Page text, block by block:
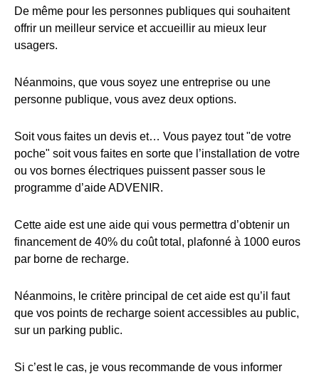
De même pour les personnes publiques qui souhaitent
offrir un meilleur service et accueillir au mieux leur
usagers.
Néanmoins, que vous soyez une entreprise ou une
personne publique, vous avez deux options.
Soit vous faites un devis et… Vous payez tout "de votre
poche" soit vous faites en sorte que l’installation de votre
ou vos bornes électriques puissent passer sous le
programme d’aide ADVENIR.
Cette aide est une aide qui vous permettra d’obtenir un
financement de 40% du coût total, plafonné à 1000 euros
par borne de recharge.
Néanmoins, le critère principal de cet aide est qu’il faut
que vos points de recharge soient accessibles au public,
sur un parking public.
Si c’est le cas, je vous recommande de vous informer